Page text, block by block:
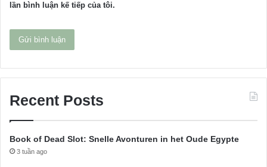
lần bình luận kế tiếp của tôi.
Recent Posts
Book of Dead Slot: Snelle Avonturen in het Oude Egypte
3 tuần ago